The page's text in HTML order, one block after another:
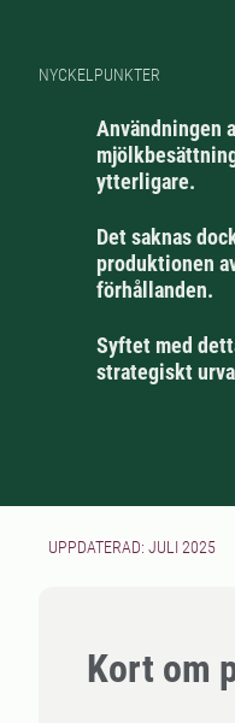
NYCKELPUNKTER
Användningen
ytterligare.
Det saknas
produktionen
förhållanden.
Syftet med
strategiskt
UPPDATERAD: JULI 2025
Kort om